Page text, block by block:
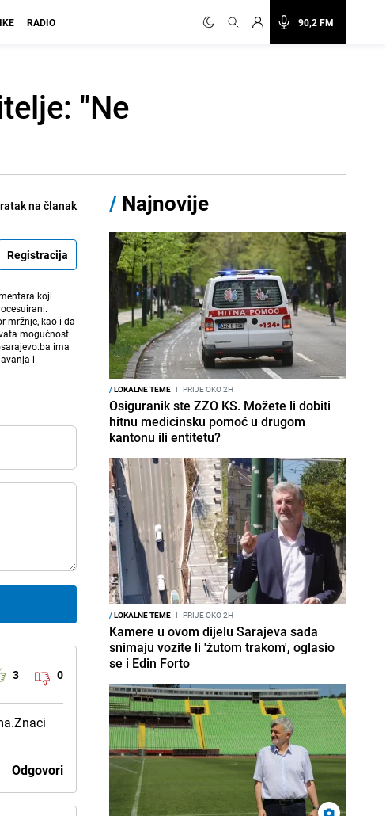
90,2 FM
RADIO
"Ne
na članak
Registracija
koji
mržnje, kao i da
mogućnost
ima
i
3 0
Odgovori
/ Najnovije
/LOKALNE TEME I PRIJE OKO 2H
Osiguranik ste ZZO KS. Možete li dobiti
hitnu medicinsku pomoć u drugom
kantonu ili entitetu?
/LOKALNE TEME I PRIJE OKO 2H
Kamere u ovom dijelu Sarajeva sada
snimaju vozite li 'žutom trakom', oglasio
se i Edin Forto